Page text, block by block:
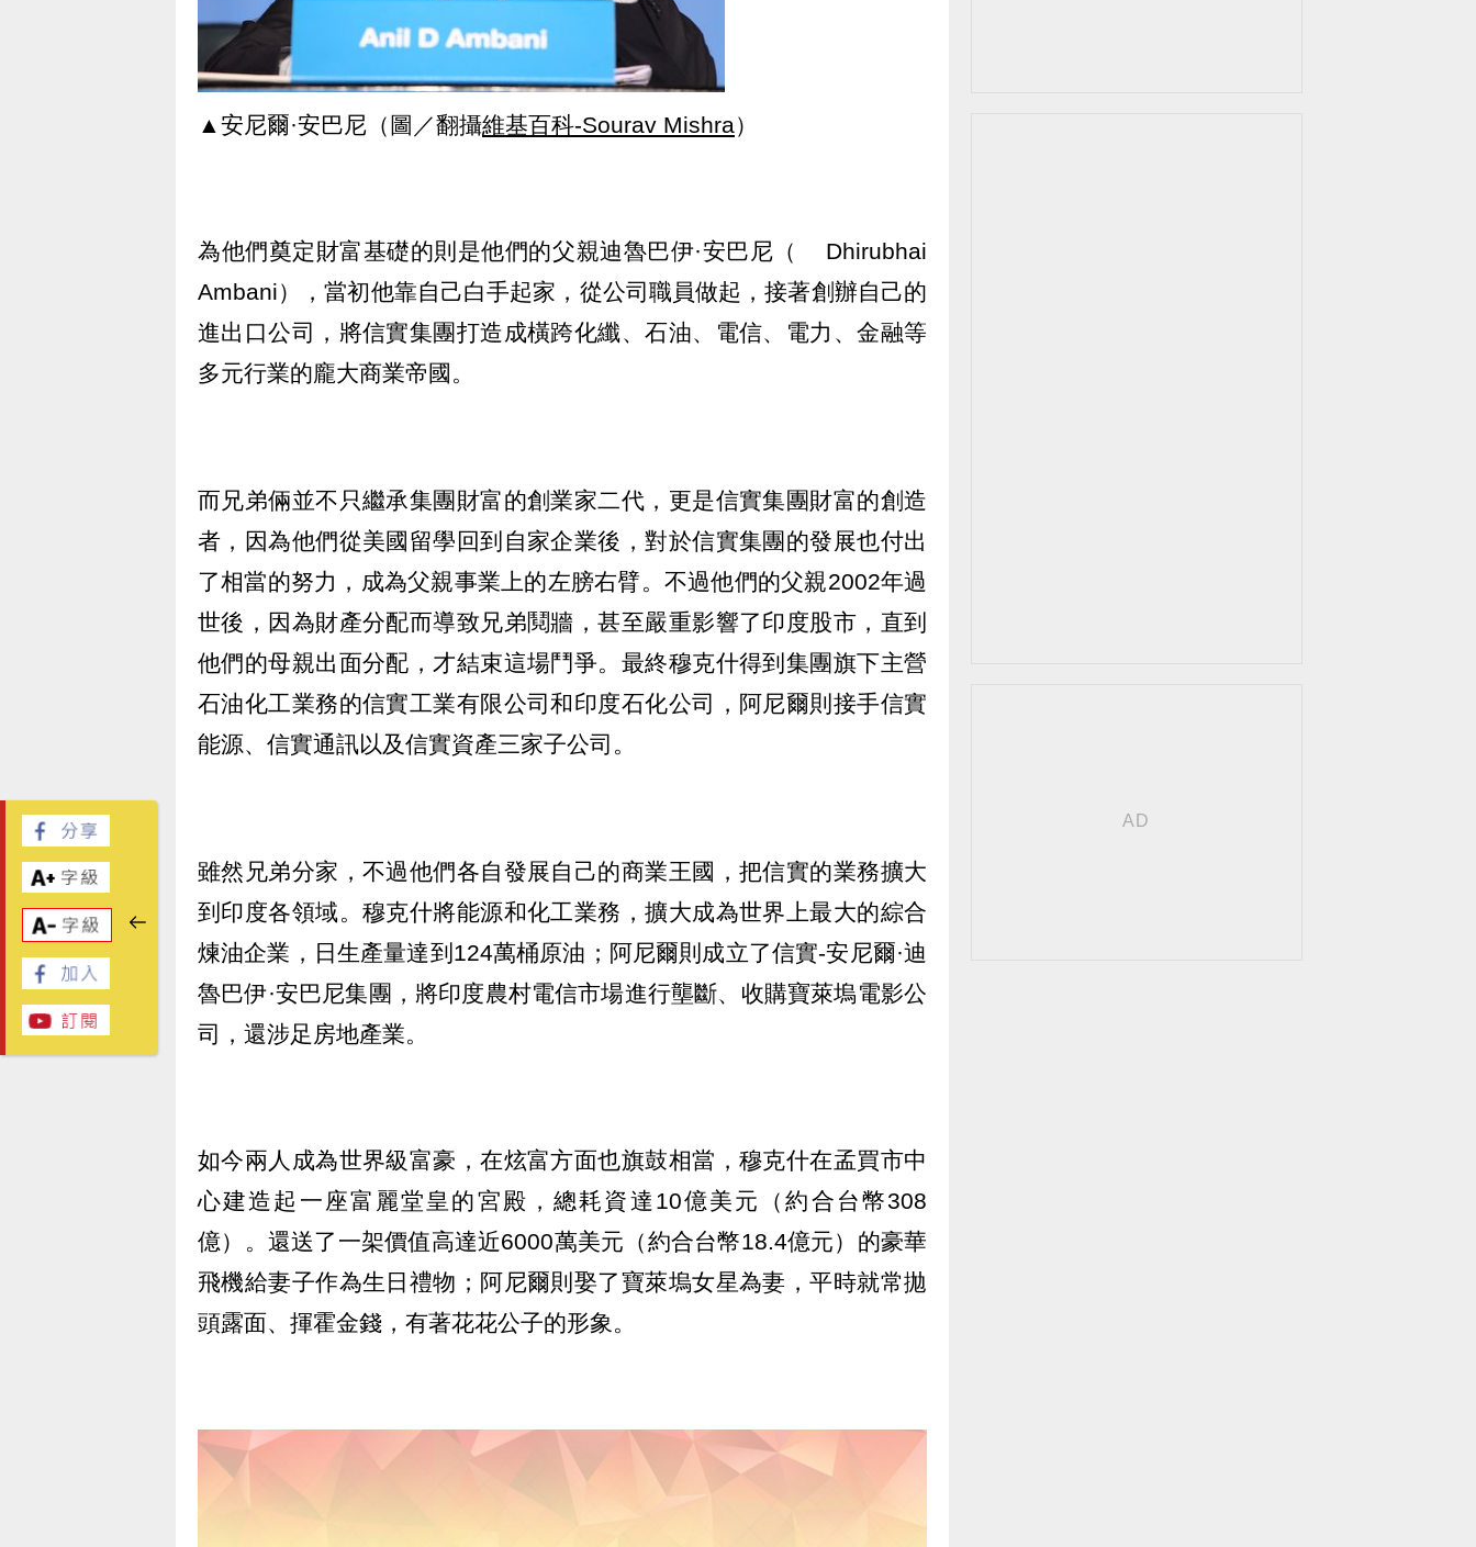
▲安尼爾·安巴尼（圖／翻攝維基百科-Sourav Mishra）
為他們奠定財富基礎的則是他們的父親迪魯巴伊·安巴尼（ Dhirubhai
Ambani），當初他靠自己白手起家，從公司職員做起，接著創辦自己的
進出口公司，將信實集團打造成橫跨化纖、石油、電信、電力、金融等
多元行業的龐大商業帝國。
而兄弟倆並不只繼承集團財富的創業家二代，更是信實集團財富的創造
者，因為他們從美國留學回到自家企業後，對於信實集團的發展也付出
了相當的努力，成為父親事業上的左膀右臂。不過他們的父親2002年過
世後，因為財產分配而導致兄弟鬩牆，甚至嚴重影響了印度股市，直到
他們的母親出面分配，才結束這場鬥爭。最終穆克什得到集團旗下主營
石油化工業務的信實工業有限公司和印度石化公司，阿尼爾則接手信實
能源、信實通訊以及信實資產三家子公司。
雖然兄弟分家，不過他們各自發展自己的商業王國，把信實的業務擴大
到印度各領域。穆克什將能源和化工業務，擴大成為世界上最大的綜合
煉油企業，日生產量達到124萬桶原油；阿尼爾則成立了信實-安尼爾·迪
魯巴伊·安巴尼集團，將印度農村電信市場進行壟斷、收購寶萊塢電影公
司，還涉足房地產業。
如今兩人成為世界級富豪，在炫富方面也旗鼓相當，穆克什在孟買市中
心建造起一座富麗堂皇的宮殿，總耗資達10億美元（約合台幣308
億）。還送了一架價值高達近6000萬美元（約合台幣18.4億元）的豪華
飛機給妻子作為生日禮物；阿尼爾則娶了寶萊塢女星為妻，平時就常拋
頭露面、揮霍金錢，有著花花公子的形象。